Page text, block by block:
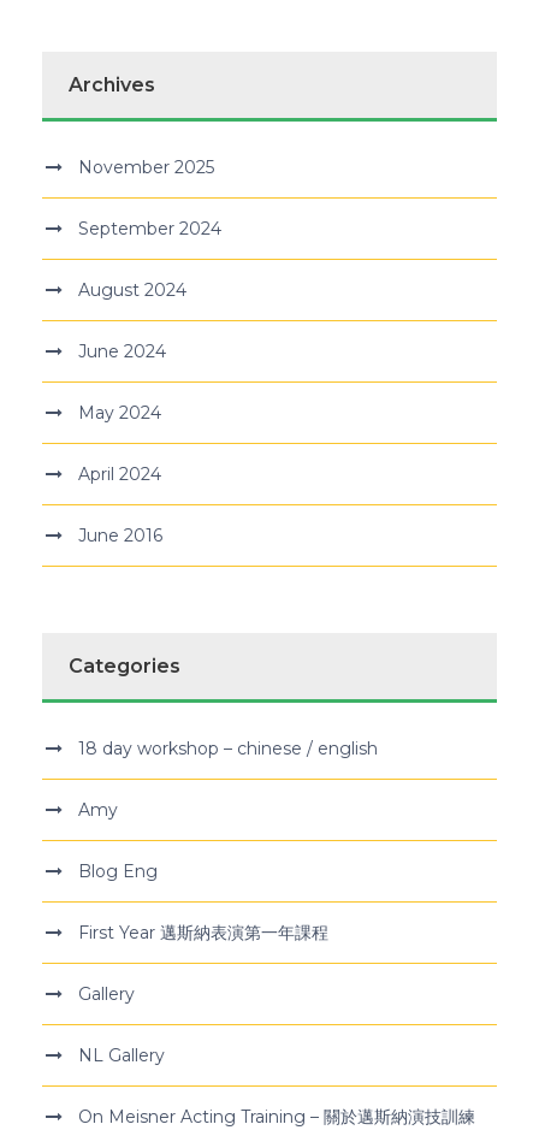
Archives
November 2025
September 2024
August 2024
June 2024
May 2024
April 2024
June 2016
Categories
18 day workshop – chinese / english
Amy
Blog Eng
First Year 邁斯納表演第一年課程
Gallery
NL Gallery
On Meisner Acting Training – 關於邁斯納演技訓練